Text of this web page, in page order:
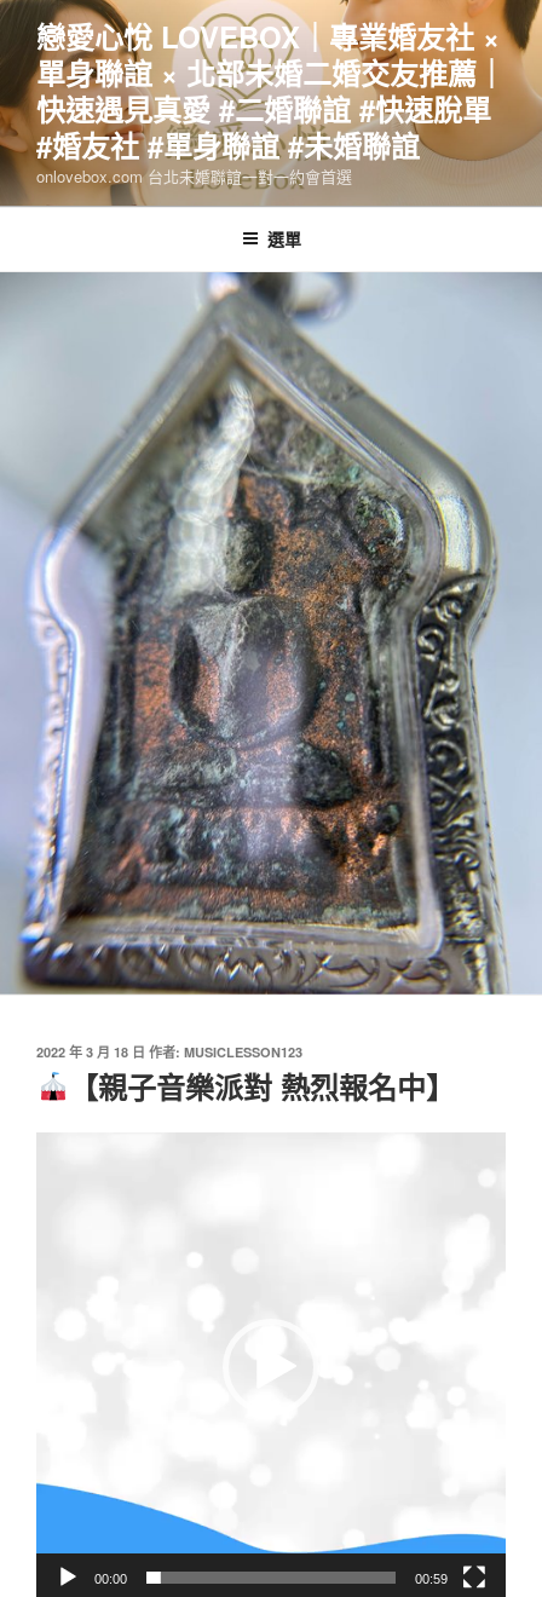
跳
主
要
內
容
戀愛心悅 LOVEBOX｜專業婚友社 ×
單身聯誼 × 北部未婚二婚交友推薦｜
快速遇見真愛 #二婚聯誼 #快速脫單
#婚友社 #單身聯誼 #未婚聯誼
onlovebox.com 台北未婚聯誼一對一約會首選
選單
發
於
2022 年 3 月 18 日 作者: MUSICLESSON123
【親子音樂派對 熱烈報名中】
00:00 00:59